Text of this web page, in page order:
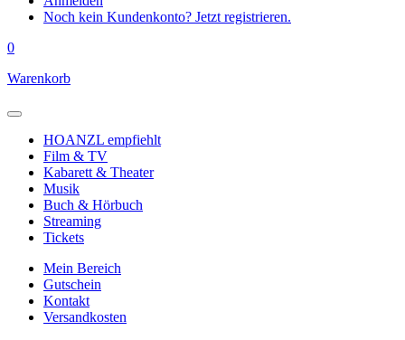
Noch kein Kundenkonto? Jetzt registrieren.
0
Warenkorb
HOANZL empfiehlt
Film & TV
Kabarett & Theater
Musik
Buch & Hörbuch
Streaming
Tickets
Mein Bereich
Gutschein
Kontakt
Versandkosten